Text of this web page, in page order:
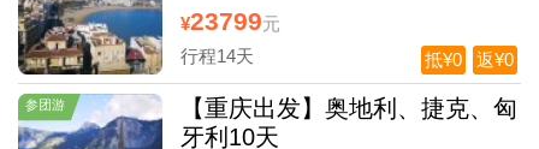
¥23799元
行程14天
返¥0
抵¥0
参团游
【重庆出发】奥地利、捷克、匈
牙利10天